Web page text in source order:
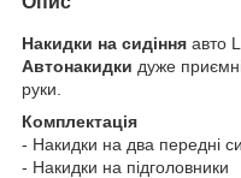
Накидки на сидіння авто
Автонакидки дуже
руки.
Комплектація
- Накидки на два передні
- Накидки на підголовники